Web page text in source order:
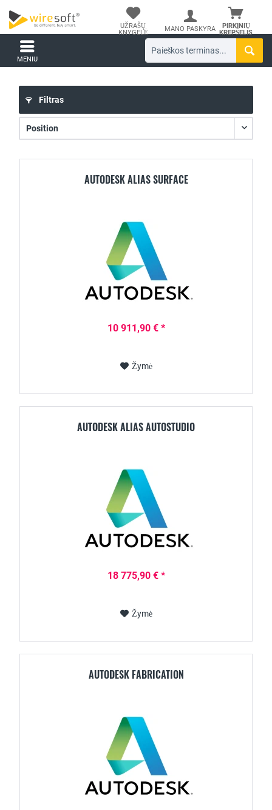
PIRKINIŲ
KREPŠELIS
UŽRAŠŲ
KNYGELĖ
MANO PASKYRA
MENIU
Filtras
AUTODESK ALIAS SURFACE
10 911,90 € *
Žymė
AUTODESK ALIAS AUTOSTUDIO
18 775,90 € *
Žymė
AUTODESK FABRICATION